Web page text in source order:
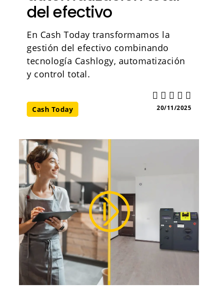
del efectivo
En Cash Today transformamos la
gestión del efectivo combinando
tecnología Cashlogy, automatización
y control total.
Cash Today 20/11/2025